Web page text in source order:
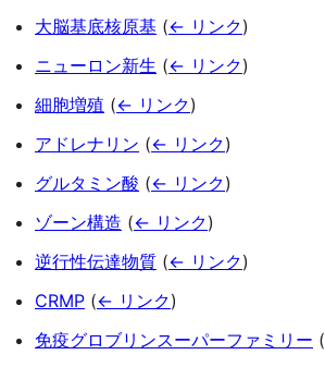
大脳基底核原基 (← リンク)
ニューロン新生 (← リンク)
細胞増殖 (← リンク)
アドレナリン (← リンク)
グルタミン酸 (← リンク)
ゾーン構造 (← リンク)
逆行性伝達物質 (← リンク)
CRMP (← リンク)
免疫グロブリンスーパーファミリー (